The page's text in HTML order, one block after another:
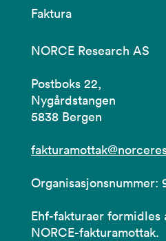
Faktura
NORCE Research AS
Postboks 22,
Nygårdstangen
5838 Bergen
Organisasjonsnummer:
Ehf-fakturaer formidles
NORCE-fakturamottak.